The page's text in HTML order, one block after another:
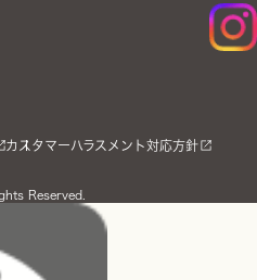
カスタマーハラスメント対応方針
Reserved.